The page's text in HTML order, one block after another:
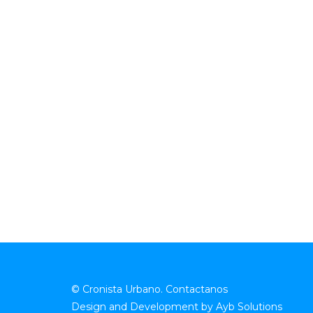
© Cronista Urbano. Contactanos
Design and Development by Ayb Solutions